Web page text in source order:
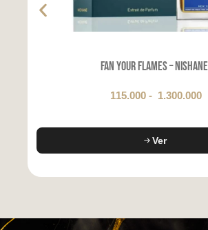
Fan Your Flames – Nishane
115.000 - 1.300.000
Ver